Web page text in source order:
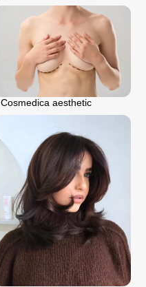
Cosmedica aesthetic